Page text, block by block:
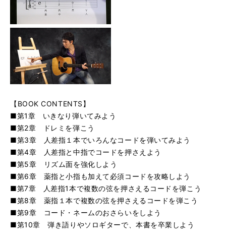
【BOOK CONTENTS】
■第1章 いきなり弾いてみよう
■第2章 ドレミを弾こう
■第3章 人差指１本でいろんなコードを弾いてみよう
■第4章 人差指と中指でコードを押さえよう
■第5章 リズム面を強化しよう
■第6章 薬指と小指も加えて必須コードを攻略しよう
■第7章 人差指1本で複数の弦を押さえるコードを弾こう
■第8章 薬指１本で複数の弦を押さえるコードを弾こう
■第9章 コード・ネームのおさらいをしよう
■第10章 弾き語りやソロギターで、本書を卒業しよう